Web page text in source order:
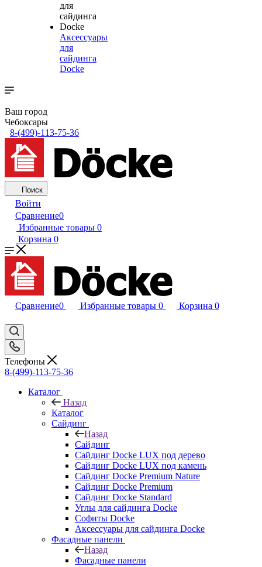
Аксессуары
для
сайдинга
Docke
Ваш город
Чебоксары
8-(499)-113-75-36
Поиск
Войти
Сравнение0
Избранные товары 0
Корзина 0
Сравнение0 Избранные товары 0 Корзина 0
Телефоны
8-(499)-113-75-36
Каталог
Назад
Каталог
Сайдинг
Назад
Сайдинг
Сайдинг Docke LUX под дерево
Сайдинг Docke LUX под камень
Сайдинг Docke Premium Nature
Сайдинг Docke Premium
Сайдинг Docke Standard
Углы для сайдинга Docke
Софиты Docke
Аксессуары для сайдинга Docke
Фасадные панели
Назад
Фасадные панели